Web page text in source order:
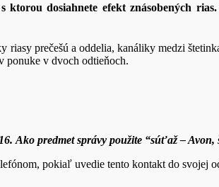
dosiahnete efekt znásobených
prečešú a oddelia, kanáliky medzi
ponuke v dvoch odtieňoch.
Ako predmet správy použite “súťaž – Avon,
pokiaľ uvedie tento kontakt do svojej